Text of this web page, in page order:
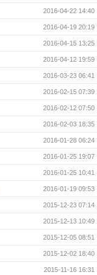
2016-04-22 14:40
2016-04-19 20:19
2016-04-15 13:25
2016-04-12 19:59
2016-03-23 06:41
2016-02-15 07:39
2016-02-12 07:50
2016-02-03 18:35
2016-01-28 06:24
2016-01-25 19:07
2016-01-25 10:41
2016-01-19 09:53
2015-12-23 07:14
2015-12-13 10:49
2015-12-05 08:51
2015-12-02 18:40
2015-11-16 16:31